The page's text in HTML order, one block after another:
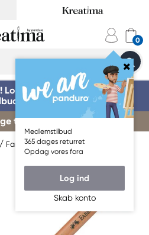
Medlemstilbud
365 dages returret
Opdag vores fora
Log ind
Skab konto
Log på for at benytte dig af
»
til kursusstart – køb her »
Farveblyanter Faber-Castell